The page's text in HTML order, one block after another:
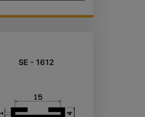
SE - 1612